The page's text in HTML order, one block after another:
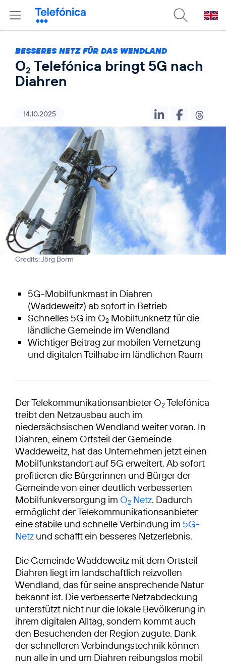
BESSERES NETZ FÜR DAS WENDLAND
O2 Telefónica bringt 5G nach
Diahren
14.10.2025
Credits: Jörg Borm
5G-Mobilfunkmast in Diahren
(Waddeweitz) ab sofort in Betrieb
Schnelles 5G im O2 Mobilfunknetz für die
ländliche Gemeinde im Wendland
Wichtiger Beitrag zur mobilen Vernetzung
und digitalen Teilhabe im ländlichen Raum
Der Telekommunikationsanbieter O2Telefónica
treibt den Netzausbau auch im
niedersächsischen Wendland weiter voran. In
Diahren, einem Ortsteil der Gemeinde
Waddeweitz, hat das Unternehmen jetzt einen
Mobilfunkstandort auf 5G erweitert. Ab sofort
profitieren die Bürgerinnen und Bürger der
Gemeinde von einer deutlich verbesserten
Mobilfunkversorgung im O2 Netz. Dadurch
ermöglicht der Telekommunikationsanbieter
eine stabile und schnelle Verbindung im 5G-
Netz und schafft ein besseres Netzerlebnis.
Die Gemeinde Waddeweitz mit dem Ortsteil
Diahren liegt im landschaftlich reizvollen
Wendland, das für seine ansprechende Natur
bekannt ist. Die verbesserte Netzabdeckung
unterstützt nicht nur die lokale Bevölkerung in
ihrem digitalen Alltag, sondern kommt auch
den Besuchenden der Region zugute. Dank
der schnelleren Verbindungstechnik können
nun alle in und um Diahren reibungslos mobil